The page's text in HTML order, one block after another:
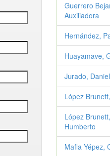
Guerrero
Auxiliadora
Hernández,
Huayamave,
Jurado, Daniel
López
López
Humberto
Mafla Yépez,